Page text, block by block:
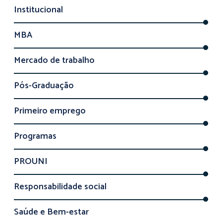
Institucional
MBA
Mercado de trabalho
Pós-Graduação
Primeiro emprego
Programas
PROUNI
Responsabilidade social
Saúde e Bem-estar